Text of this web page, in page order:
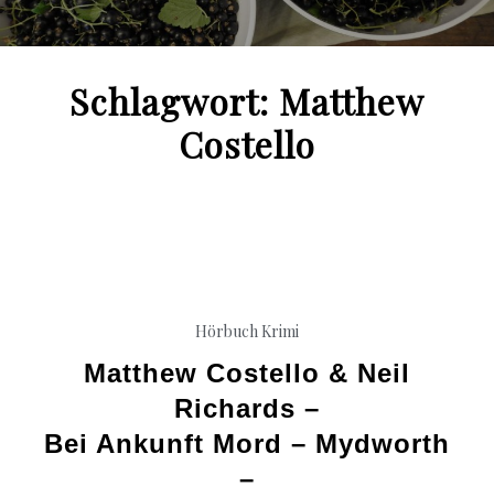
Schlagwort: Matthew
Costello
Hörbuch Krimi
Matthew Costello & Neil
Richards –
Bei Ankunft Mord – Mydworth
–